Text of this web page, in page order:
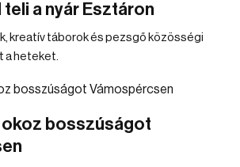
teli a nyár Esztáron
kreatív táborok és pezsgő közösségi
a heteket.
bosszúságot